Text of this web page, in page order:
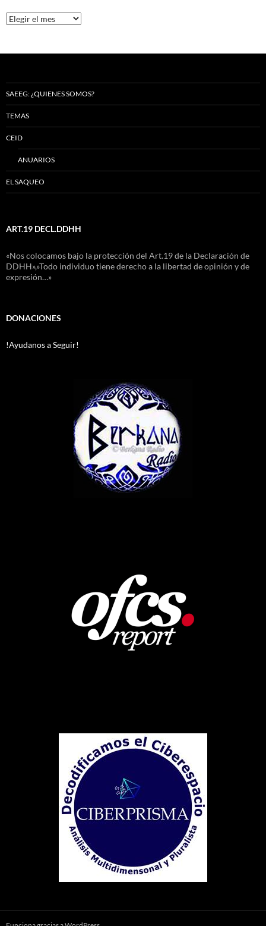
Archivos
SAEEG: ¿QUIENES SOMOS?
TEMAS
CEID
ANUARIOS
EL SAQUEO
ART.19 DECL.DDHH
«Nos colocamos bajo la protección del Art.19 de la Declaración de
DDHH»,»Todo individuo tiene derecho a la libertad de opinión y de
expresión…»
DONACIONES
!Ayudanos a Seguir!